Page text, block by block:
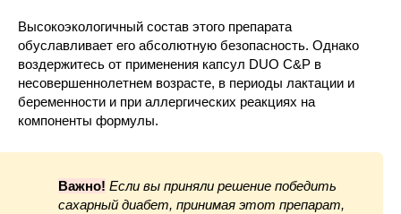
Высокоэкологичный состав этого препарата
обуславливает его абсолютную безопасность. Однако
воздержитесь от применения капсул DUO C&P в
несовершеннолетнем возрасте, в периоды лактации и
беременности и при аллергических реакциях на
компоненты формулы.
Важно! Если вы приняли решение победить
сахарный диабет, принимая этот препарат,